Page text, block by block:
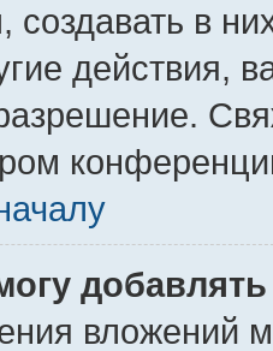
в
действия,
вложений